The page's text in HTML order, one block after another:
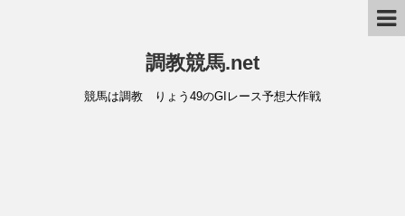
調教競馬.net
競馬は調教 りょう49のGIレース予想大作戦